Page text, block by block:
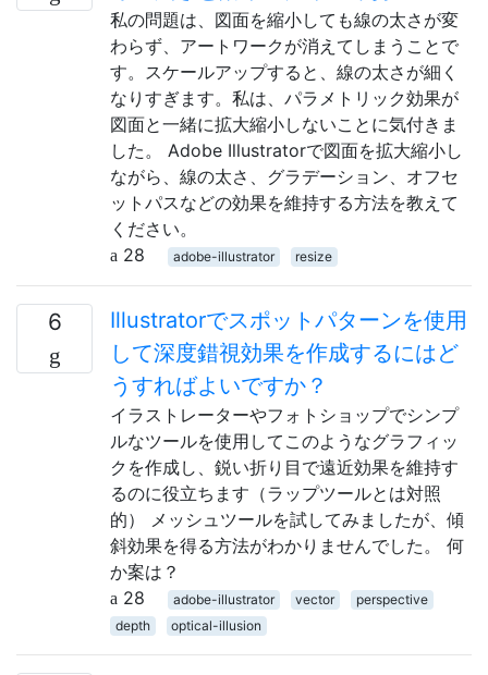
私の問題は、図面を縮小しても線の太さが変
わらず、アートワークが消えてしまうことで
す。スケールアップすると、線の太さが細く
なりすぎます。私は、パラメトリック効果が
図面と一緒に拡大縮小しないことに気付きま
した。 Adobe Illustratorで図面を拡大縮小し
ながら、線の太さ、グラデーション、オフセ
ットパスなどの効果を維持する方法を教えて
ください。
28
adobe-illustrator resize
6
Illustratorでスポットパターンを使用
して深度錯視効果を作成するにはど
うすればよいですか？
イラストレーターやフォトショップでシンプ
ルなツールを使用してこのようなグラフィッ
クを作成し、鋭い折り目で遠近効果を維持す
るのに役立ちます（ラップツールとは対照
的） メッシュツールを試してみましたが、傾
斜効果を得る方法がわかりませんでした。 何
か案は？
28
adobe-illustrator vector
perspective
depth
optical-illusion